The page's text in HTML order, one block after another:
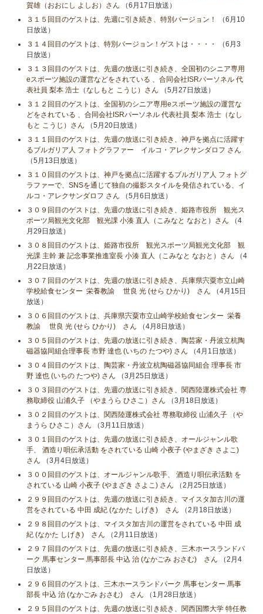
賀雄（おおにし よしお）さん （6月17日放送）
３１５回目のゲストは、先週に引き続き、特別バージョン！
（6月10
日放送）
３１４回目のゲストは、特別バージョン！ゲストは・・・・
（6月3
日放送）
３１３回目のゲストは、先週の放送に引き続き、全国初のシニア専用
eスポーツ施設の運営などをされている 、合同会社ISRパーソネル 代
表社員 梨本 浩士（なしもと こうじ）さん （5月27日放送）
３１２回目のゲストは、全国初のシニア専用eスポーツ施設の運営な
どをされている 、合同会社ISRパーソネル 代表社員 梨本 浩士（なし
もと こうじ）さん （5月20日放送）
３１１回目のゲストは、先週の放送に引き続き、神戸を拠点に活躍す
るブルガリア人 フォトグラファー イルコ・アレクサンダロフ さん
（5月13日放送）
３１０回目のゲストは、神戸を拠点に活躍するブルガリア人 フォトグ
ラファーで、SNSを通じて独自の撮影スタイルを発信されている、イ
ルコ・アレクサンダロフ さん （5月6日放送）
３０９回目のゲストは、先週の放送に引き続き、姫路市役所 観光ス
ポーツ局観光文化部 観光課 小湊 直人（こみなと なおと）さん （4
月29日放送）
３０８回目のゲストは、姫路市役所 観光スポーツ局観光文化部 観
光課 主幹 兼 記念事業推進室長 小湊 直人（こみなと なおと）さん （4
月22日放送）
３０７回目のゲストは、先週の放送に引き続き、兵庫県宍粟市立山崎
学校給食センター 栄養教諭 世良 光 (せら ひかり) さん （4月15日
放送）
３０６回目のゲストは、兵庫県宍粟市立山崎学校給食センター 栄養
教諭 世良 光 (せら ひかり) さん （4月8日放送）
３０５回目のゲストは、先週の放送に引き続き、陶芸家・丹波立杭陶
磁器協同組合理事長 市野 達也 (いちの たつや) さん （4月1日放送）
３０４回目のゲストは、陶芸家・丹波立杭陶磁器協同組合 理事長 市
野 達也 (いちの たつや) さん （3月25日放送）
３０３回目のゲストは、先週の放送に引き続き、関西陸運株式会社 専
務取締役 山浦久子 （やまうら ひさこ）さん （3月18日放送）
３０２回目のゲストは、関西陸運株式会社 専務取締役 山浦久子 （や
まうら ひさこ）さん （3月11日放送）
３０１回目のゲストは、先週の放送に引き続き、オールジャンル歌
手、 酒造り唄伝承活動 をされている 山崎 小夜子 (やまざき さよこ)
さん （3月4日放送）
３００回目のゲストは、オールジャンル歌手、 酒造り唄伝承活動 を
されている 山崎 小夜子 (やまざき さよこ) さん （2月25日放送）
２９９回目のゲストは、先週の放送に引き続き、マイスタ加古川の運
営をされている 中田 成紀 (なかた しげき) さん （2月18日放送）
２９８回目のゲストは、マイスタ加古川の運営をされている 中田 成
紀 (なかた しげき) さん （2月11日放送）
２９７回目のゲストは、先週の放送に引き続き、三木ホースランドパ
ーク 馬事センター 馬事部長 中込 治 (なかごみ おさむ) さん （2月4
日放送）
２９６回目のゲストは、三木ホースランドパーク 馬事センター 馬事
部長 中込 治 (なかごみ おさむ) さん （1月28日放送）
２９５回目のゲストは、先週の放送に引き続き、関西国際大学 特任教